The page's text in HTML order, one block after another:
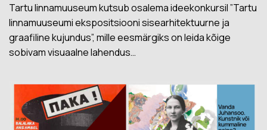
Tartu linnamuuseum kutsub osalema ideekonkursil ”Tartu
linnamuuseumi ekspositsiooni sisearhitektuurne ja
graafiline kujundus”, mille eesmärgiks on leida kõige
sobivam visuaalne lahendus…